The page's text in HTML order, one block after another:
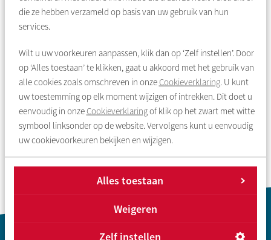
die ze hebben verzameld op basis van uw gebruik van hun
services.
Wilt u uw voorkeuren aanpassen, klik dan op ‘Zelf instellen’. Door
op ‘Alles toestaan’ te klikken, gaat u akkoord met het gebruik van
alle cookies zoals omschreven in onze Cookieverklaring. U kunt
uw toestemming op elk moment wijzigen of intrekken. Dit doet u
eenvoudig in onze Cookieverklaringof klik op het zwart met witte
symbool linksonder op de website. Vervolgens kunt u eenvoudig
uw cookievoorkeuren bekijken en wijzigen.
Alles toestaan
Weigeren
Zelf instellen
Volgende
Overzicht
Vorige
Contactinformatie